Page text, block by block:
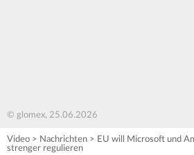
© glomex, 25.06.2026
Video > Nachrichten > EU will Microsoft und
strenger regulieren